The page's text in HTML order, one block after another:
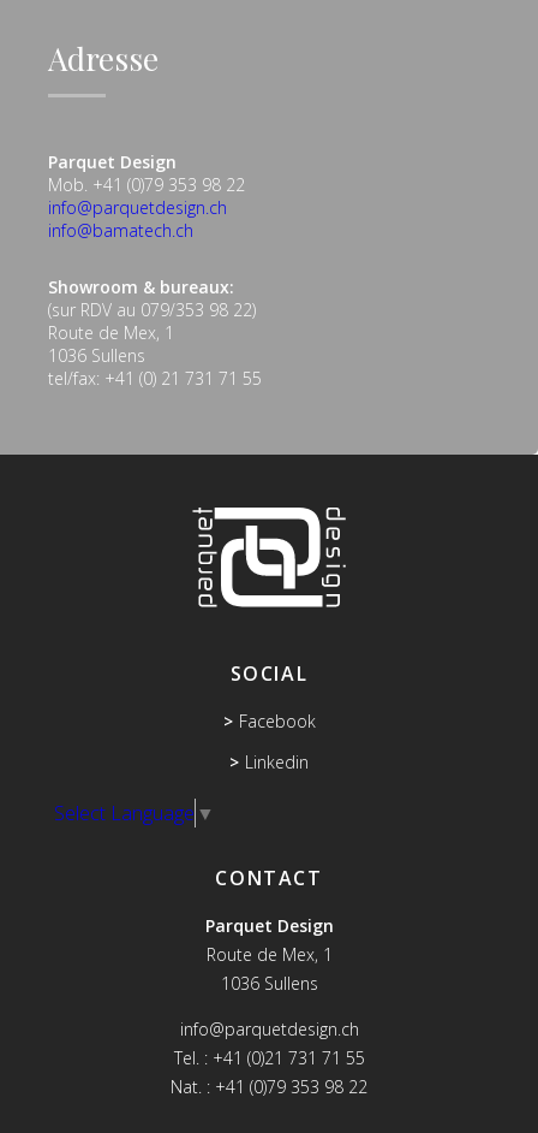
Adresse
Parquet Design
Mob. +41 (0)79 353 98 22
info@parquetdesign.ch
info@bamatech.ch
Showroom & bureaux:
(sur RDV au 079/353 98 22)
Route de Mex, 1
1036 Sullens
tel/fax: +41 (0) 21 731 71 55
SOCIAL
Facebook
Linkedin
Select Language ▼
CONTACT
Parquet Design
Route de Mex, 1
1036 Sullens
info@parquetdesign.ch
Tel. : +41 (0)21 731 71 55
Nat. : +41 (0)79 353 98 22